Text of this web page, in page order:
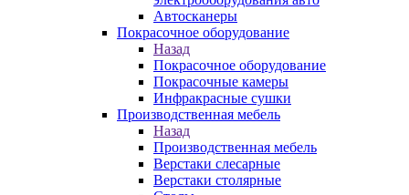
Автосканеры
Покрасочное оборудование
Назад
Покрасочное оборудование
Покрасочные камеры
Инфракрасные сушки
Производственная мебель
Назад
Производственная мебель
Верстаки слесарные
Верстаки столярные